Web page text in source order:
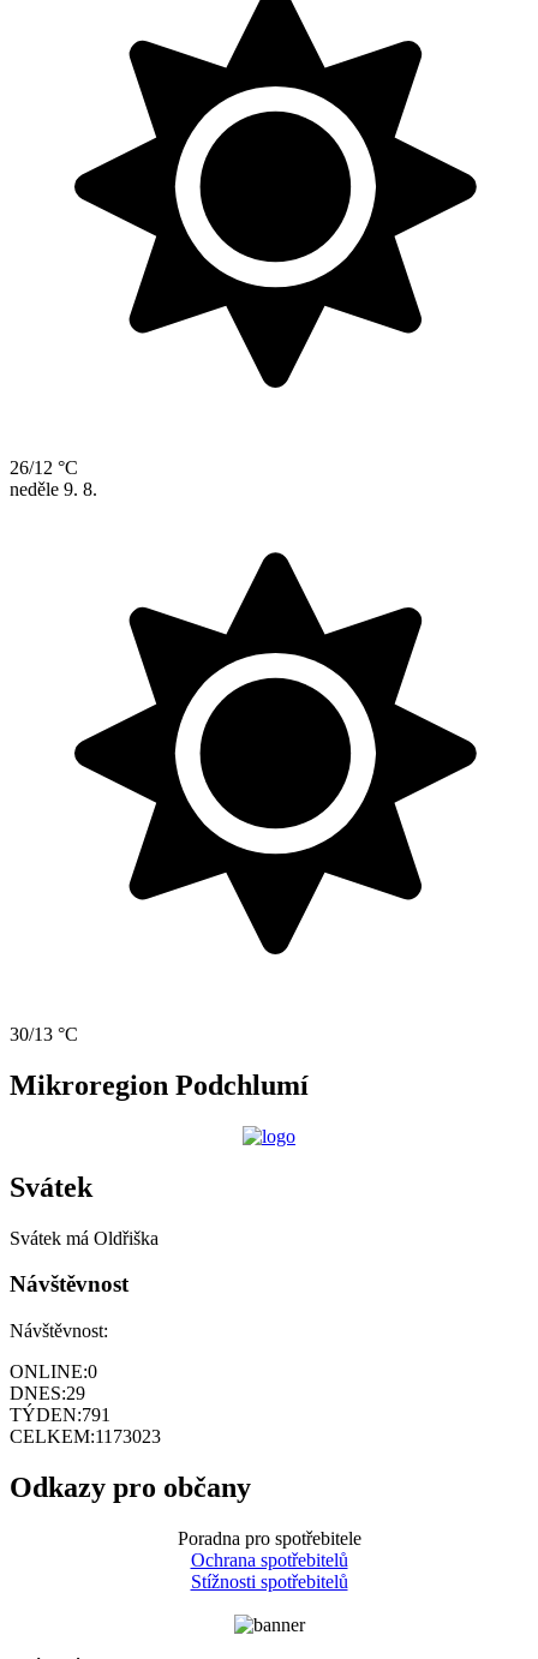
26/12 °C
neděle 9. 8.
30/13 °C
Mikroregion Podchlumí
Svátek
Svátek má Oldřiška
Návštěvnost
Návštěvnost:
ONLINE:0
DNES:29
TÝDEN:791
CELKEM:1173023
Odkazy pro občany
Poradna pro spotřebitele
Ochrana spotřebitelů
Stížnosti spotřebitelů